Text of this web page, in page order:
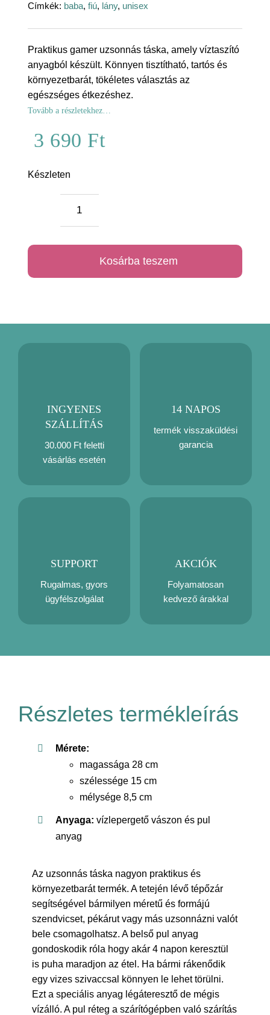
Címkék: baba, fiú, lány, unisex
Praktikus gamer uzsonnás táska, amely víztaszító
anyagból készült. Könnyen tisztítható, tartós és
környezetbarát, tökéletes választás az
egészséges étkezéshez.
Tovább a részletekhez…
3 690 Ft
Készleten
mennyiség
Kosárba teszem
INGYENES
SZÁLLÍTÁS
30.000 Ft feletti
vásárlás esetén
14 NAPOS
termék visszaküldési
garancia
SUPPORT
Rugalmas, gyors
ügyfélszolgálat
AKCIÓK
Folyamatosan
kedvező árakkal
Részletes termékleírás
Mérete:
magassága 28 cm
szélessége 15 cm
mélysége 8,5 cm
Anyaga: vízlepergető vászon és pul
anyag
Az uzsonnás táska nagyon praktikus és
környezetbarát termék. A tetején lévő tépőzár
segítségével bármilyen méretű és formájú
szendvicset, pékárut vagy más uzsonnázni valót
bele csomagolhatsz. A belső pul anyag
gondoskodik róla hogy akár 4 napon keresztül
is puha maradjon az étel. Ha bármi rákenődik
egy vizes szivaccsal könnyen le lehet törülni.
Ezt a speciális anyag légáteresztő de mégis
vízálló. A pul réteg a szárítógépben való szárítás